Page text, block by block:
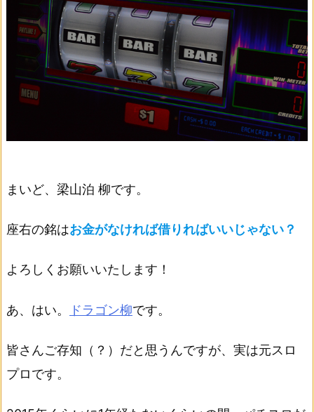
まいど、梁山泊 柳です。
座右の銘はお金がなければ借りればいいじゃない？
よろしくお願いいたします！
あ、はい。 ドラゴン柳です。
皆さんご存知（？）だと思うんですが、実は元スロ
プロです。